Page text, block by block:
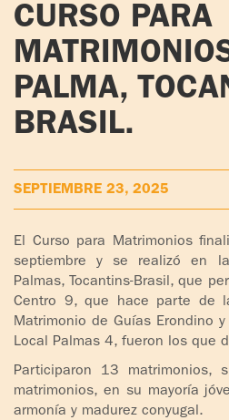
TOV ADULTOS
TOV JÓVENES
TOV
TOV NIÑOS
MATRIMONIAL
ENCUENTRO DE
EXPERIENCIA DE
DIOS
CHARLAS Y
JORNADAS DE
PADRE
IGNACIO
OBRA
PADRE
IGNACIO
LIBROS
CURSO PARA
PALMA,
BRASIL.
SEPTIEMBRE 23, 2025
El Curso para Matrimonios
septiembre y se realizó en
Palmas, Tocantins-Brasil, que
Centro 9, que hace parte de
Matrimonio de Guías Erondino
Local Palmas 4, fueron los que
Participaron 13 matrimonios,
matrimonios, en su mayoría
armonía y madurez conyugal.